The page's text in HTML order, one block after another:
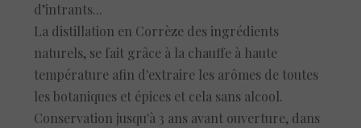
d’intrants...
La distillation en Corrèze des ingrédients
naturels, se fait grâce à la chauffe à haute
température afin d'extraire les arômes de toutes
les botaniques et épices et cela sans alcool.
Conservation jusqu'à 3 ans avant ouverture, dans